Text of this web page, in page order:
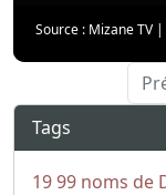
Source : Mizane TV |
Tags
1999 noms de